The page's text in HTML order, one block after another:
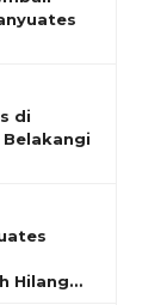
di
Hilang